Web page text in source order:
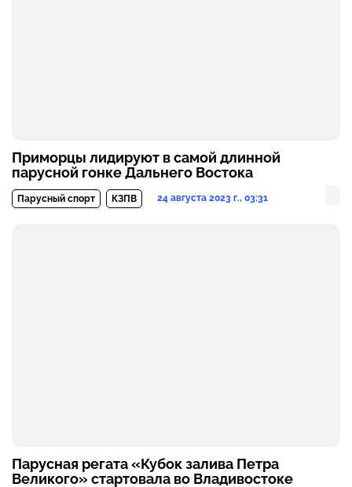
Приморцы лидируют в самой длинной
парусной гонке Дальнего Востока
Парусный спорт КЗПВ 24 августа 2023 г., 03:31
Парусная регата «Кубок залива Петра
Великого» стартовала во Владивостоке